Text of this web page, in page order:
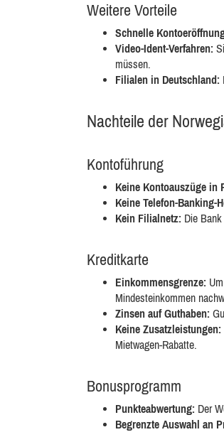
Weitere Vorteile
Schnelle
Video-Ident-Verfahren:
müssen.
Filialen in Deutschland:
Nachteile der
Kontoführung
Keine Kontoauszüge in
Keine Telefon-Banking-
Kein Filialnetz: Die
Kreditkarte
Einkommensgrenze:
Mindesteinkommen
Zinsen auf Guthaben:
Keine Zusatzleistungen:
Mietwagen-Rabatte.
Bonusprogramm
Punkteabwertung: Der
Begrenzte Auswahl an